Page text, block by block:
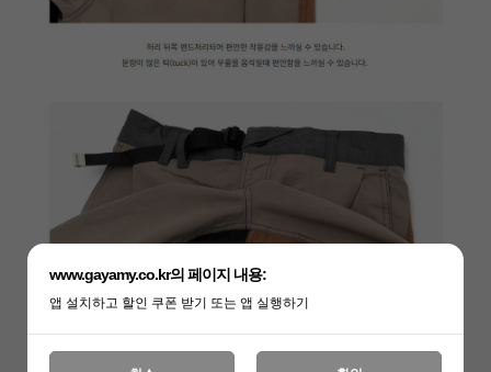
www.gayamy.co.kr의 페이지 내용:
앱 설치하고 할인 쿠폰 받기 또는 앱 실행하기